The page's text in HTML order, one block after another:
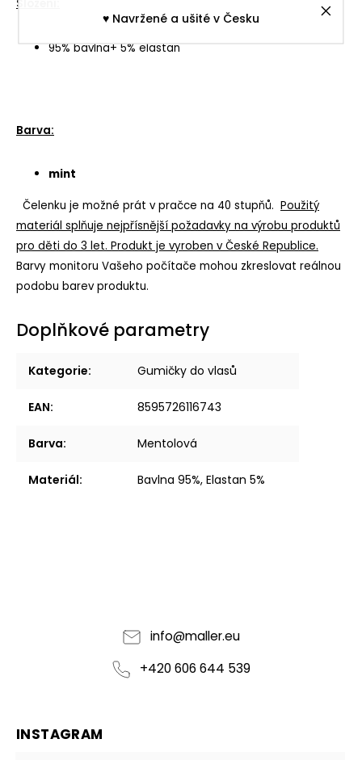
♥︎ Navržené a ušité v Česku
Složení:
95% bavlna+ 5% elastan
Barva:
mint
Čelenku je možné prát v pračce na 40 stupňů. Použitý
materiál splňuje nejpřísnější požadavky na výrobu produktů
pro děti do 3 let. Produkt je vyroben v České Republice.
Barvy monitoru Vašeho počítače mohou zkreslovat reálnou
podobu barev produktu.
Doplňkové parametry
Kategorie: Gumičky do vlasů
EAN: 8595726116743
Barva: Mentolová
Materiál: Bavlna 95%, Elastan 5%
info@maller.eu
+420 606 644 539
INSTAGRAM